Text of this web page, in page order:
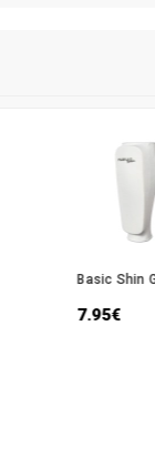
Basic Shin
7.95€